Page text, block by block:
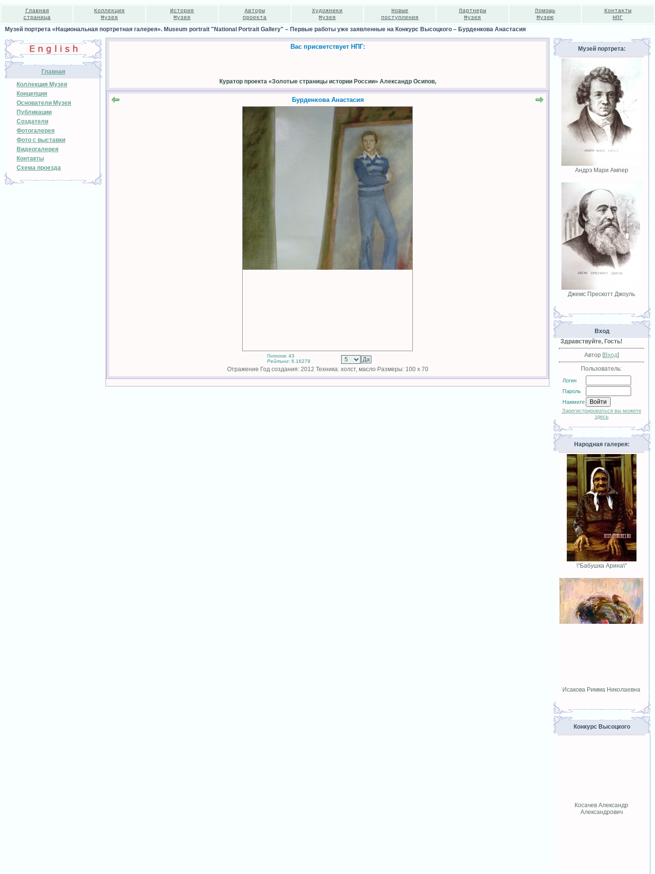
Главная
страница
Коллекция
Музея
История
Музея
Авторы
проекта
Художники
Музея
Новые
поступления
Партнеры
Музея
Помощь
Музею
Контакты
НПГ
Музей портрета «Национальная портретная галерея». Museum portrait "National Portrait Gallery" – Первые работы уже заявленные на Конкурс Высоцкого – Бурденкова Анастасия
Главная
Коллекция Музея
Концепция
Основатели Музея
Публикации
Создатели
Фотогалерея
Фото с выставки
Видеогалерея
Контакты
Схема проезда
Вас присветствует НПГ:
Куратор проекта «Золотые страницы истории России» Александр Осипов,
Бурденкова Анастасия
Голосов: 43
Рейтинг: 6.16279
Отражение Год создания: 2012 Техника: холст, масло Размеры: 100 х 70
Музей портрета:
Андрэ Мари Ампер
Джемс Прескотт Джоуль
Вход
Здравствуйте, Гость!
Автор [Вход]
Пользователь:
Логин
Пароль
Нажмите
Зарегистрироваться вы можете
здесь
Народная галерея:
\"Бабушка Арина\"
Исакова Римма Николаевна
Конкурс Высоцкого
Косачев Александр
Александрович